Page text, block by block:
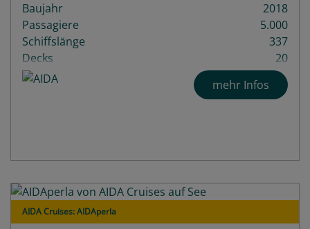
Baujahr
2018
Passagiere
5.000
Schiffslänge
337
Decks
20
mehr Infos
AIDA Cruises: AIDAperla